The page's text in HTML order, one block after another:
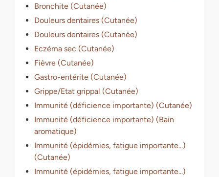
Bronchite (Cutanée)
Douleurs dentaires (Cutanée)
Douleurs dentaires (Cutanée)
Eczéma sec (Cutanée)
Fièvre (Cutanée)
Gastro-entérite (Cutanée)
Grippe/Etat grippal (Cutanée)
Immunité (déficience importante) (Cutanée)
Immunité (déficience importante) (Bain
aromatique)
Immunité (épidémies, fatigue importante...)
(Cutanée)
Immunité (épidémies, fatigue importante...)